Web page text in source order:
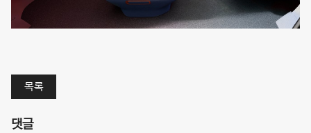
목록
댓글